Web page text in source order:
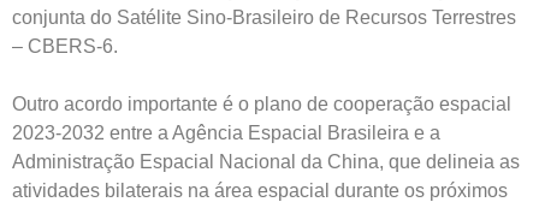
conjunta do Satélite Sino-Brasileiro de Recursos Terrestres
– CBERS-6.
Outro acordo importante é o plano de cooperação espacial
2023-2032 entre a Agência Espacial Brasileira e a
Administração Espacial Nacional da China, que delineia as
atividades bilaterais na área espacial durante os próximos